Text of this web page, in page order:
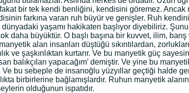
bir tek kendi benliğini, kendisini göremez.
farkına varan ruh büyür ve genişler. Ruh
yaşamı hakikaten başlıyor diyebiliriz.
büyüktür. O başlı başına bir kuvvet, ilim,
alan insanları düştüğü sıkıntılardan,
ve şaşkınlıktan kurtarır. Ve bu manyetik güç
balıkçıları yapacağım’ demiştir. Ve yine bu
bu sebeple de insanoğlu yüzyıllar geçtiği halde
birbirlerine bağlamışlardır. Ruhun manyetik
olduğunun ispatıdır.